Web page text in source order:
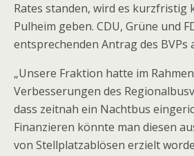
Rates standen, wird es kurzfristig
Pulheim geben. CDU, Grüne und
entsprechenden Antrag des BVPs
„Unsere Fraktion hatte im
Verbesserungen des
dass zeitnah ein Nachtbus
Finanzieren könnte man diesen
von Stellplatzablösen erzielt